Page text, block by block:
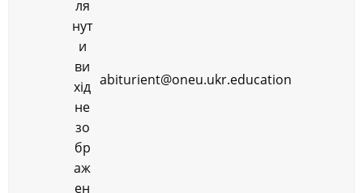
abiturient@oneu.ukr.education